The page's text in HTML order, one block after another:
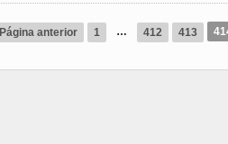
Página anterior 1 … 412 413